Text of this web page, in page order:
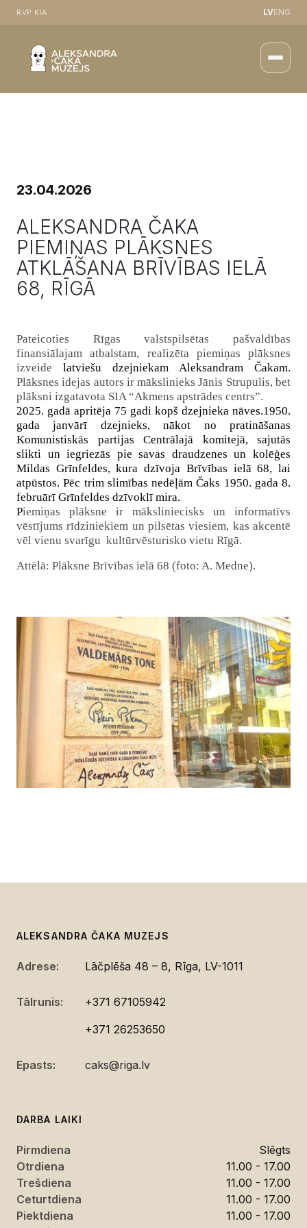
RVP KIA LVENG
23.04.2026
ALEKSANDRA ČAKA
PIEMIŅAS PLĀKSNES
ATKLĀŠANA BRĪVĪBAS IELĀ
68, RĪGĀ
Pateicoties Rīgas valstspilsētas pašvaldības
finansiālajam atbalstam, realizēta piemiņas plāksnes
izveide latviešu dzejniekam Aleksandram Čakam.
Plāksnes idejas autors ir mākslinieks Jānis Strupulis, bet
plāksni izgatavota SIA “Akmens apstrādes centrs”.
2025. gadā apritēja 75 gadi kopš dzejnieka nāves.1950.
gada janvārī dzejnieks, nākot no pratināšanas
Komunistiskās partijas Centrālajā komitejā, sajutās
slikti un iegriezās pie savas draudzenes un kolēģes
Mildas Grīnfeldes, kura dzīvoja Brīvības ielā 68, lai
atpūstos. Pēc trim slimības nedēļām Čaks 1950. gada 8.
februārī Grīnfeldes dzīvoklī mira.
Piemiņas plāksne ir māksliniecisks un informatīvs
vēstījums rīdziniekiem un pilsētas viesiem, kas akcentē
vēl vienu svarīgu kultūrvēsturisko vietu Rīgā.
Attēlā: Plāksne Brīvības ielā 68 (foto: A. Medne).
ALEKSANDRA ČAKA MUZEJS
Adrese: Lāčplēša 48 – 8, Rīga, LV-1011
Tālrunis:
+371 67105942
+371 26253650
Epasts: caks@riga.lv
DARBA LAIKI
Pirmdiena
Slēgts
Otrdiena
11.00 - 17.00
Trešdiena
11.00 - 17.00
Ceturtdiena
11.00 - 17.00
Piektdiena
11.00 - 17.00